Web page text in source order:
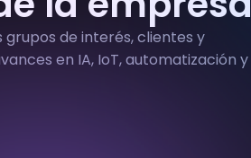
de interés, clientes y
en IA, IoT, automatización y